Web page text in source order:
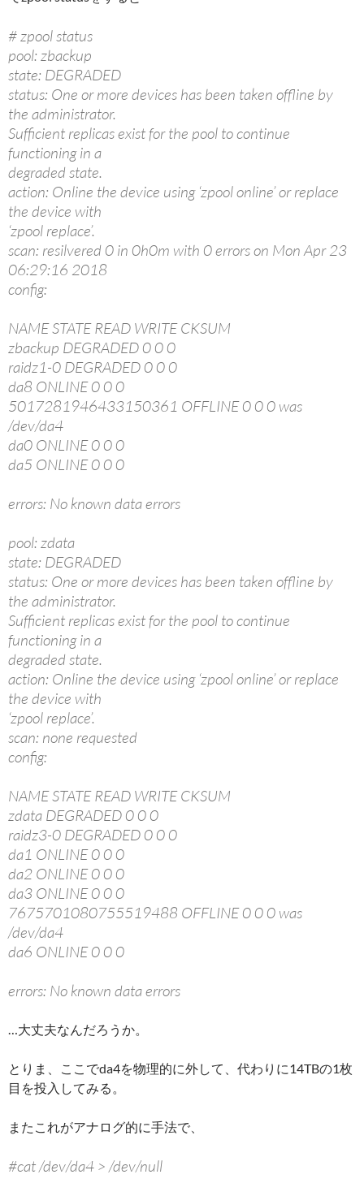
# zpool status
pool: zbackup
state: DEGRADED
status: One or more devices has been taken offline by
the administrator.
Sufficient replicas exist for the pool to continue
functioning in a
degraded state.
action: Online the device using ‘zpool online’ or replace
the device with
‘zpool replace’.
scan: resilvered 0 in 0h0m with 0 errors on Mon Apr 23
06:29:16 2018
config:
NAME STATE READ WRITE CKSUM
zbackup DEGRADED 0 0 0
raidz1-0 DEGRADED 0 0 0
da8 ONLINE 0 0 0
5017281946433150361 OFFLINE 0 0 0 was
/dev/da4
da0 ONLINE 0 0 0
da5 ONLINE 0 0 0
errors: No known data errors
pool: zdata
state: DEGRADED
status: One or more devices has been taken offline by
the administrator.
Sufficient replicas exist for the pool to continue
functioning in a
degraded state.
action: Online the device using ‘zpool online’ or replace
the device with
‘zpool replace’.
scan: none requested
config:
NAME STATE READ WRITE CKSUM
zdata DEGRADED 0 0 0
raidz3-0 DEGRADED 0 0 0
da1 ONLINE 0 0 0
da2 ONLINE 0 0 0
da3 ONLINE 0 0 0
7675701080755519488 OFFLINE 0 0 0 was
/dev/da4
da6 ONLINE 0 0 0
errors: No known data errors
…大丈夫なんだろうか。
とりま、ここでda4を物理的に外して、代わりに14TBの1枚
目を投入してみる。
またこれがアナログ的に手法で、
#cat /dev/da4 > /dev/null